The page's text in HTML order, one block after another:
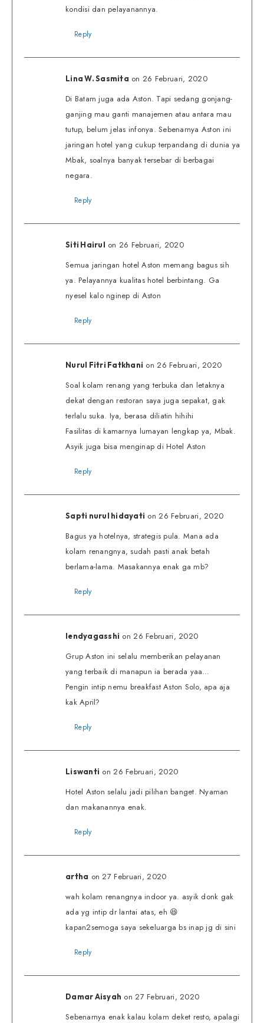
kondisi dan pelayanannya.
Reply
Lina W. Sasmita on 26 Februari, 2020
Di Batam juga ada Aston. Tapi sedang gonjang-
ganjing mau ganti manajemen atau antara mau
tutup, belum jelas infonya. Sebenarnya Aston ini
jaringan hotel yang cukup terpandang di dunia ya
Mbak, soalnya banyak tersebar di berbagai
negara.
Reply
Siti Hairul on 26 Februari, 2020
Semua jaringan hotel Aston memang bagus sih
ya. Pelayannya kualitas hotel berbintang. Ga
nyesel kalo nginep di Aston
Reply
Nurul Fitri Fatkhani on 26 Februari, 2020
Soal kolam renang yang terbuka dan letaknya
dekat dengan restoran saya juga sepakat, gak
terlalu suka. Iya, berasa diliatin hihihi
Fasilitas di kamarnya lumayan lengkap ya, Mbak.
Asyik juga bisa menginap di Hotel Aston
Reply
Sapti nurul hidayati on 26 Februari, 2020
Bagus ya hotelnya, strategis pula. Mana ada
kolam renangnya, sudah pasti anak betah
berlama-lama. Masakannya enak ga mb?
Reply
lendyagasshi on 26 Februari, 2020
Grup Aston ini selalu memberikan pelayanan
yang terbaik di manapun ia berada yaa…
Pengin intip nemu breakfast Aston Solo, apa aja
kak April?
Reply
Liswanti on 26 Februari, 2020
Hotel Aston selalu jadi pilihan banget. Nyaman
dan makanannya enak.
Reply
artha on 27 Februari, 2020
wah kolam renangnya indoor ya. asyik donk gak
ada yg intip dr lantai atas, eh 😆
kapan2semoga saya sekeluarga bs inap jg di sini
Reply
Damar Aisyah on 27 Februari, 2020
Sebenarnya enak kalau kolam deket resto, apalagi